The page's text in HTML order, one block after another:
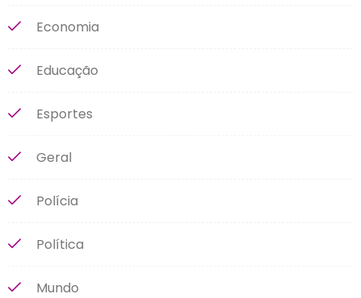
Economia
Educação
Esportes
Geral
Polícia
Política
Mundo